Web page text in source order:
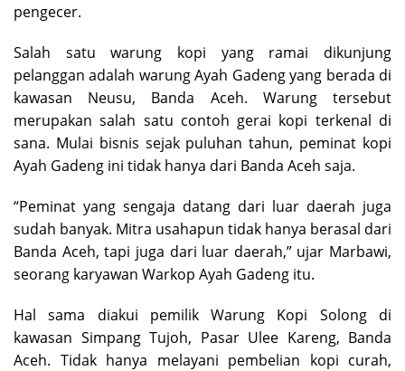
pengecer.
Salah satu warung kopi yang ramai dikunjung
pelanggan adalah warung Ayah Gadeng yang berada di
kawasan Neusu, Banda Aceh. Warung tersebut
merupakan salah satu contoh gerai kopi terkenal di
sana. Mulai bisnis sejak puluhan tahun, peminat kopi
Ayah Gadeng ini tidak hanya dari Banda Aceh saja.
“Peminat yang sengaja datang dari luar daerah juga
sudah banyak. Mitra usahapun tidak hanya berasal dari
Banda Aceh, tapi juga dari luar daerah,” ujar Marbawi,
seorang karyawan Warkop Ayah Gadeng itu.
Hal sama diakui pemilik Warung Kopi Solong di
kawasan Simpang Tujoh, Pasar Ulee Kareng, Banda
Aceh. Tidak hanya melayani pembelian kopi curah,